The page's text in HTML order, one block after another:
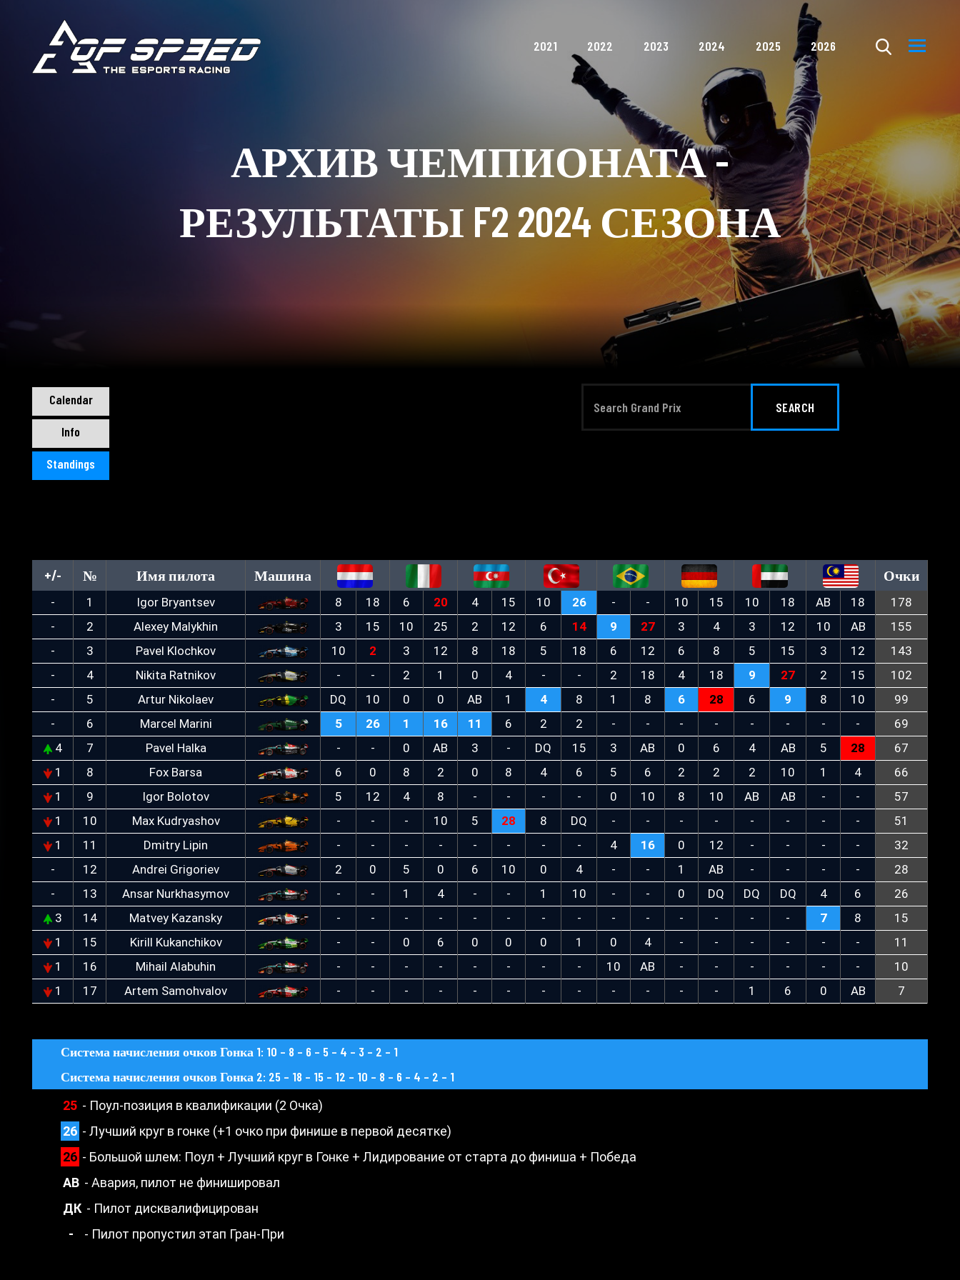
2021 2022 2023 2024 2025 2026
АРХИВ ЧЕМПИОНАТА -
РЕЗУЛЬТАТЫ F2 2024 СЕЗОНА
Calendar
Info
Standings
SEARCH
+/- № Имя пилота Машина Очки
- 1 Igor Bryantsev 8 18 6 20 4 15 10 26 - - 10 15 10 18 AB 18
178
-
2 Alexey Malykhin 3 15 10 25 2 12 6 14 9 27 3 4 3 12 10 AB
155
-
3 Pavel Klochkov 10 2 3 12 8 18 5 18 6 12 6 8 5 15 3 12
143
-
4 Nikita Ratnikov - - 2 1 0 4 - - 2 18 4 18 9 27 2 15
102
-
5 Artur Nikolaev DQ 10 0 0 AB 1 4 8 1 8 6 28 6 9 8 10
99
-
6 Marcel Marini 5 26 1 16 11 6 2 2 - - - - - - - -
69
4
7 Pavel Halka - - 0 AB 3 - DQ 15 3 AB 0 6 4 AB 5 28
67
1
8 Fox Barsa 6 0 8 2 0 8 4 6 5 6 2 2 2 10 1 4
66
1
9 Igor Bolotov 5 12 4 8 - - - - 0 10 8 10 AB AB - -
57
1
10 Max Kudryashov - - - 10 5 28 8 DQ - - - - - - - -
51
1
11 Dmitry Lipin - - - - - - - - 4 16 0 12 - - - -
32
-
12 Andrei Grigoriev 2 0 5 0 6 10 0 4 - - 1 AB - - - -
28
-
13 Ansar Nurkhasymov - - 1 4 - - 1 10 - - 0 DQ DQ DQ 4 6
26
3
14 Matvey Kazansky - - - - - - - - - - - - - - 7 8
15
1
15 Kirill Kukanchikov - - 0 6 0 0 0 1 0 4 - - - - - -
11
1
16 Mihail Alabuhin - - - - - - - - 10 AB - - - - - -
10
1
17 Artem Samohvalov - - - - - - - - - - - - 1 6 0 AB 7
Система начисления очков Гонка 1: 10 – 8 – 6 – 5 – 4 – 3 – 2 – 1
Система начисления очков Гонка 2: 25 – 18 – 15 – 12 – 10 – 8 – 6 – 4 – 2 – 1
25 - Поул-позиция в квалификации (2 Очка)
26 - Лучший круг в гонке (+1 очко при финише в первой десятке)
26 - Большой шлем: Поул + Лучший круг в Гонке + Лидирование от старта до финиша + Победа
АВ - Авария, пилот не финишировал
ДК - Пилот дисквалифицирован
-
- Пилот пропустил этап Гран-При